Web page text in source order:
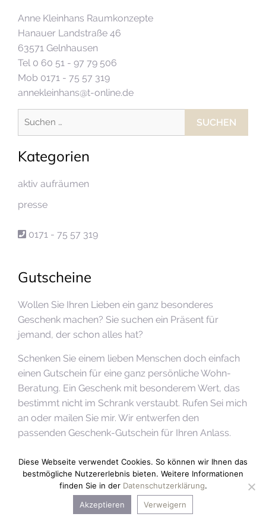
Anne Kleinhans Raumkonzepte
Hanauer Landstraße 46
63571 Gelnhausen
Tel 0 60 51 - 97 79 506
Mob 0171 - 75 57 319
annekleinhans@t-online.de
Kategorien
aktiv aufräumen
presse
0171 - 75 57 319
Gutscheine
Wollen Sie Ihren Lieben ein ganz besonderes
Geschenk machen? Sie suchen ein Präsent für
jemand, der schon alles hat?
Schenken Sie einem lieben Menschen doch einfach
einen Gutschein für eine ganz persönliche Wohn-
Beratung. Ein Geschenk mit besonderem Wert, das
bestimmt nicht im Schrank verstaubt. Rufen Sei mich
an oder mailen Sie mir. Wir entwerfen den
passenden Geschenk-Gutschein für Ihren Anlass.
Links
Datenschutz
Diese Webseite verwendet Cookies. So können wir Ihnen das
bestmögliche Nutzererlebnis bieten. Weitere Informationen
finden Sie in der Datenschutzerklärung.
Akzeptieren
Verweigern